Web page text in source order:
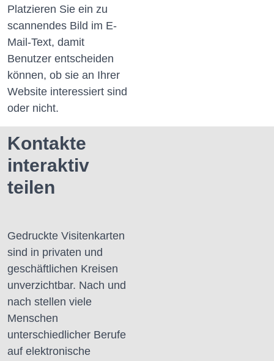
Platzieren Sie ein zu
scannendes Bild im E-
Mail-Text, damit
Benutzer entscheiden
können, ob sie an Ihrer
Website interessiert sind
oder nicht.
Kontakte
interaktiv
teilen
Gedruckte Visitenkarten
sind in privaten und
geschäftlichen Kreisen
unverzichtbar. Nach und
nach stellen viele
Menschen
unterschiedlicher Berufe
auf elektronische